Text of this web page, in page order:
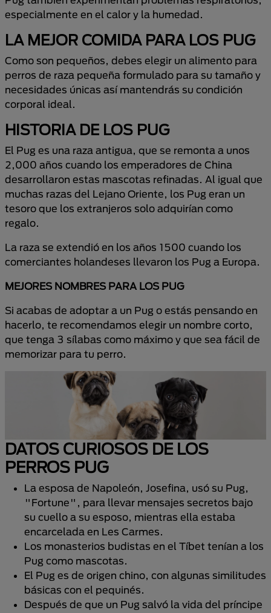
especialmente en el calor y la humedad.
LA MEJOR COMIDA PARA LOS PUG
Como son pequeños, debes elegir un alimento para
perros de raza pequeña formulado para su tamaño y
necesidades únicas así mantendrás su condición
corporal ideal.
HISTORIA DE LOS PUG
El Pug es una raza antigua, que se remonta a unos
2,000 años cuando los emperadores de China
desarrollaron estas mascotas refinadas. Al igual que
muchas razas del Lejano Oriente, los Pug eran un
tesoro que los extranjeros solo adquirían como
regalo.
La raza se extendió en los años 1500 cuando los
comerciantes holandeses llevaron los Pug a Europa.
MEJORES NOMBRES PARA LOS PUG
Si acabas de adoptar a un Pug o estás pensando en
hacerlo, te recomendamos elegir un nombre corto,
que tenga 3 sílabas como máximo y que sea fácil de
memorizar para tu perro.
DATOS CURIOSOS DE LOS
PERROS PUG
La esposa de Napoleón, Josefina, usó su Pug,
"Fortune", para llevar mensajes secretos bajo
su cuello a su esposo, mientras ella estaba
encarcelada en Les Carmes.
Los monasterios budistas en el Tíbet tenían a los
Pug como mascotas.
El Pug es de origen chino, con algunas similitudes
básicas con el pequinés.
Después de que un Pug salvó la vida del príncipe